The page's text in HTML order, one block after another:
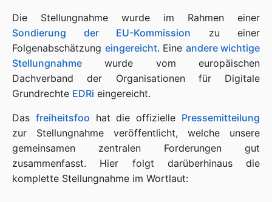
Die Stellungnahme wurde im Rahmen einer
Sondierung der EU-Kommission zu einer
Folgenabschätzung eingereicht. Eine andere wichtige
Stellungnahme wurde vom europäischen
Dachverband der Organisationen für Digitale
Grundrechte EDRi eingereicht.
Das freiheitsfoo hat die offizielle Pressemitteilung
zur Stellungnahme veröffentlicht, welche unsere
gemeinsamen zentralen Forderungen gut
zusammenfasst. Hier folgt darüberhinaus die
komplette Stellungnahme im Wortlaut: